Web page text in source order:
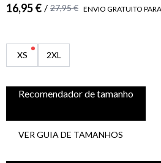
16,95 € / 27,95 € ENVIO GRATUITO
XS 2XL
Recomendador de tamanho
VER GUIA DE TAMANHOS